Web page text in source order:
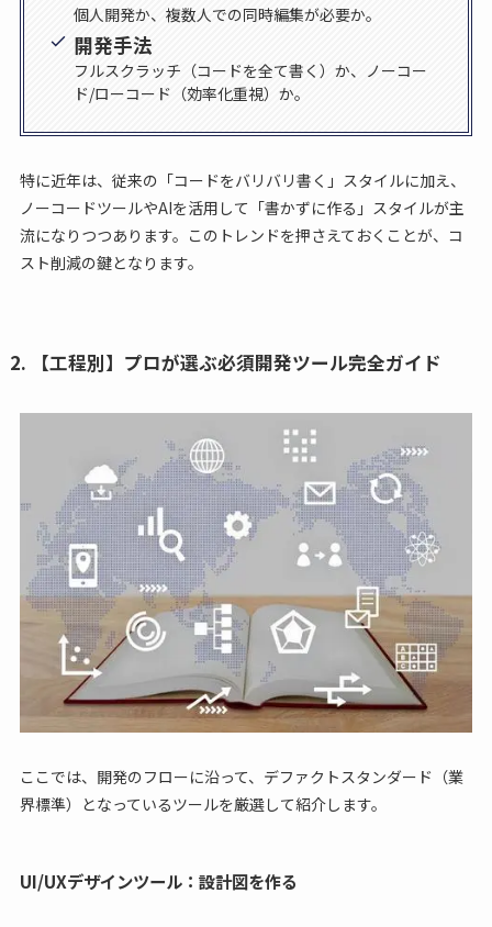
個人開発か、複数人での同時編集が必要か。
開発手法
フルスクラッチ（コードを全て書く）か、ノーコー
ド/ローコード（効率化重視）か。
特に近年は、従来の「コードをバリバリ書く」スタイルに加え、
ノーコードツールやAIを活用して「書かずに作る」スタイルが主
流になりつつあります。このトレンドを押さえておくことが、コ
スト削減の鍵となります。
2. 【工程別】プロが選ぶ必須開発ツール完全ガイド
ここでは、開発のフローに沿って、デファクトスタンダード（業
界標準）となっているツールを厳選して紹介します。
UI/UXデザインツール：設計図を作る